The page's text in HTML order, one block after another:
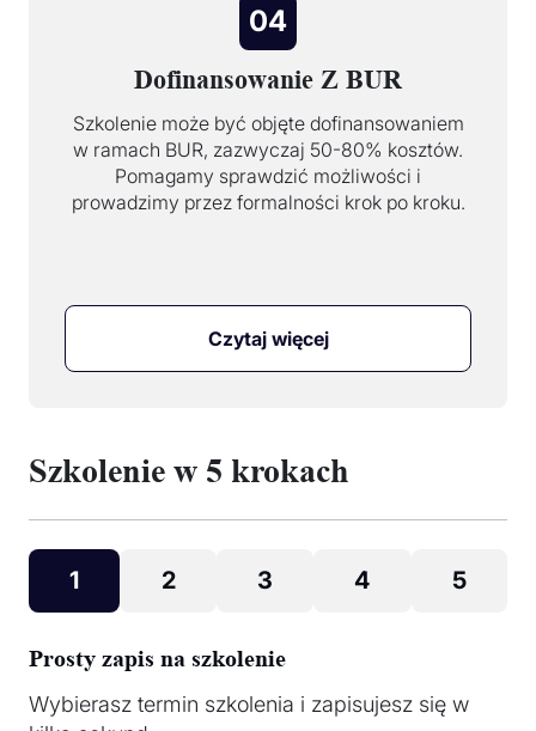
04
Dofinansowanie Z BUR
Szkolenie może być objęte dofinansowaniem
w ramach BUR, zazwyczaj 50-80% kosztów.
Pomagamy sprawdzić możliwości i
prowadzimy przez formalności krok po kroku.
Czytaj więcej
Szkolenie w 5 krokach
1 2 3 4 5
Prosty zapis na szkolenie
Wybierasz termin szkolenia i zapisujesz się w